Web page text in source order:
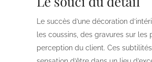
Le succès d’une décoration
les coussins, des gravures sur
perception du client. Ces